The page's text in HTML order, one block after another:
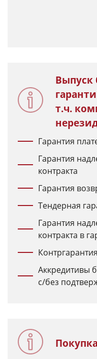
Выпуск
т.ч.
Гарантия
Гарантия
контракта
Гарантия
Тендерная
Гарантия
контракта в
Контргарантия
Аккредитивы
с/без